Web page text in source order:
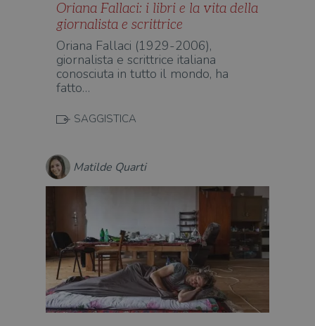
Oriana Fallaci: i libri e la vita della
giornalista e scrittrice
Oriana Fallaci (1929-2006),
giornalista e scrittrice italiana
conosciuta in tutto il mondo, ha
fatto…
SAGGISTICA
Matilde Quarti